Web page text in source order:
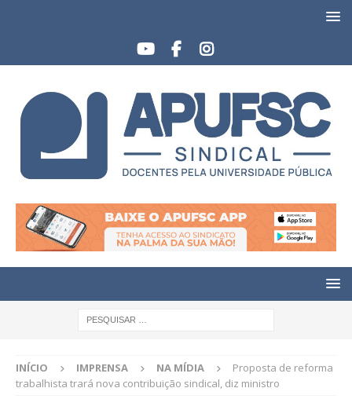
INÍCIO IMPRENSA NA MÍDIA
Proposta de reforma
trabalhista trará nova contribuição sindical, diz ministro